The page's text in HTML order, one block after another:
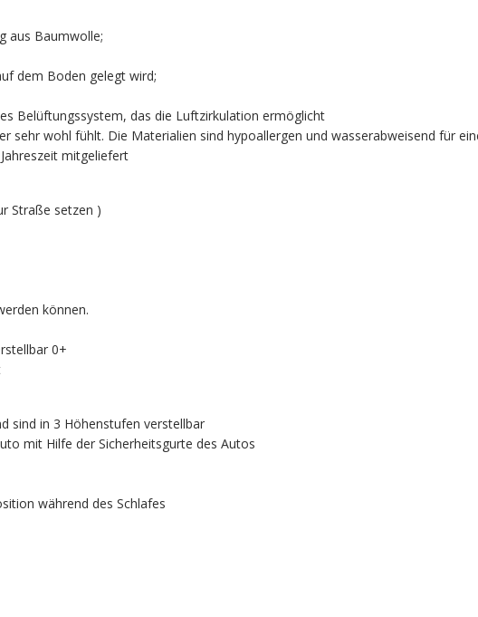
aus Baumwolle;
dem Boden gelegt wird;
Belüftungssystem, das die Luftzirkulation ermöglicht
wohl fühlt. Die Materialien sind hypoallergen und wasserabweisend für
mitgeliefert
Straße setzen )
können.
0+
sind in 3 Höhenstufen verstellbar
mit Hilfe der Sicherheitsgurte des Autos
während des Schlafes